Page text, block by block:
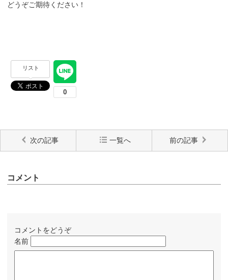
どうぞご期待ください！
リスト
次の記事 一覧へ 前の記事
コメント
コメントをどうぞ
名前